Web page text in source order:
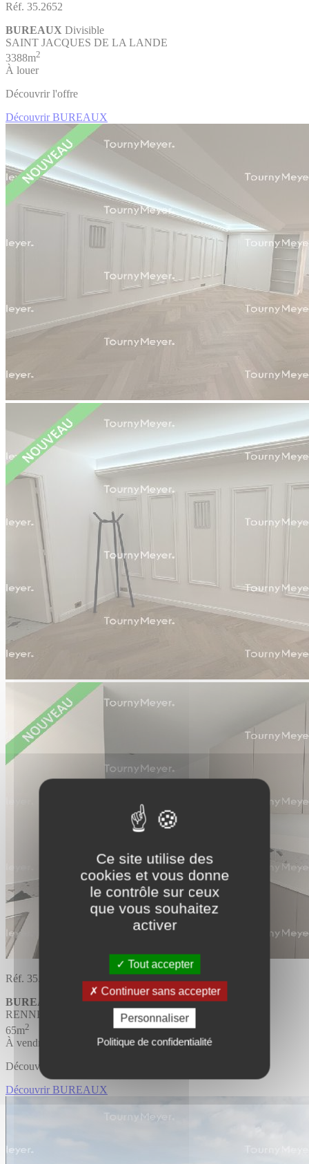
Ce site utilise des
cookies et vous donne
le contrôle sur ceux
que vous souhaitez
activer
Tout accepter
Continuer sans accepter
Personnaliser
Politique de confidentialité
Réf. 35.2652
BUREAUX Divisible
SAINT JACQUES DE LA LANDE
3388m2
À louer
Découvrir l'offre
Découvrir BUREAUX
Réf. 35.1371
BUREAUX
RENNES
65m2
À vendre/louer
Découvrir l'offre
Découvrir BUREAUX